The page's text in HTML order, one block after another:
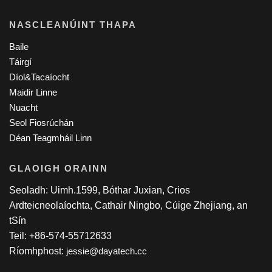
NASCLEANÚINT THAPA
Baile
Táirgí
Díol&Tacaíocht
Maidir Linne
Nuacht
Seol Fiosrúchán
Déan Teagmháil Linn
GLAOIGH ORAINN
Seoladh: Uimh.1599, Bóthar Juxian, Crios
Ardteicneolaíochta, Cathair Ningbo, Cúige Zhejiang, an
tSín
Teil: +86-574-55712633
Ríomhphost: jessie@dayatech.cc